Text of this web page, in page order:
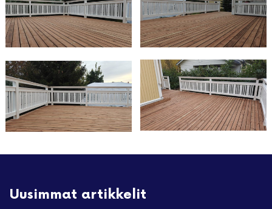
Uusimmat artikkelit